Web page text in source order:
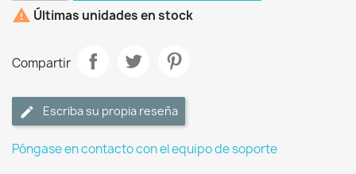
 Últimas unidades en stock
Compartir
Escriba su propia reseña
Póngase en contacto con el equipo de soporte